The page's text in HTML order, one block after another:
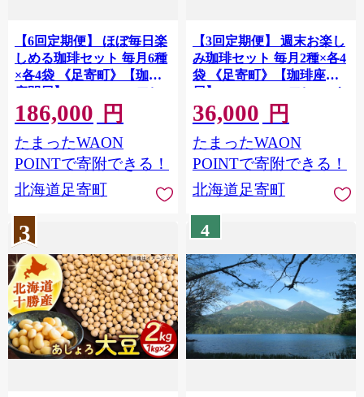
【6回定期便】 ほぼ毎日楽
しめる珈琲セット 毎月6種
×各4袋 《足寄町》【珈琲
座間屋】 [BEAV006] フレ
ーバーコーヒー コーヒー
珈琲 ドリップバッグ 苺 イ
チゴ ストロベリー 浅煎り
中深煎り 深煎り 自家焙煎
186000 186000円
186,000 円
たまったWAON
POINTで寄附できる！
北海道足寄町
【3回定期便】 週末お楽し
み珈琲セット 毎月2種×各4
袋 《足寄町》【珈琲座間
屋】 [BEAV005] フレーバ
ーコーヒー コーヒー 珈琲
ドリップバッグ 苺 イチゴ
ストロベリー 浅煎り 中深
煎り 深煎り 自家焙煎 カフ
36000円
36,000 円
たまったWAON
POINTで寄附できる！
北海道足寄町
3 4